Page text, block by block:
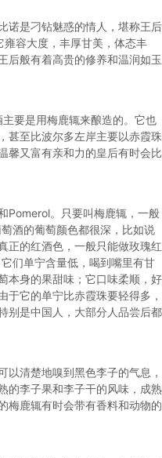
诺是刁钻魅惑的情人，堪称王后
容大度，丰厚甘美，体态丰
后般有着高贵的修养和温润如玉
要是用梅鹿辄来酿造的。它也
甚至比波尔多左岸主要以赤霞珠
馨又富有亲和力的皇后有时会比
Pomerol。只要叫梅鹿辄，一般
酒的葡萄颜色都很深，比如说
正的红酒色，一般只能做玫瑰红
们单宁含量低，喝到嘴里有甘
本身的果甜味；它口味柔顺，好
于它的单宁比赤霞珠要轻得多，
别是中国人，大部分人品尝后都
以清楚地嗅到黑色李子的气息，
的李子果和李子干的风味，成熟
梅鹿辄有时会带有香料和动物的